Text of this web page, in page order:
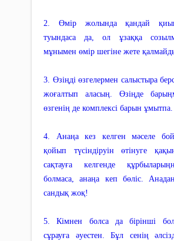
2. Өмір жолында қандай
туындаса да, ол ұзаққа
мұнымен өмір шегіне жете
3. Өзіңді өзгелермен салыстыра
жоғалтып аласың. Өзіңде
өзгенің де комплексі барын ұмытпа.
4. Анаңа кез келген мәселе
қойып түсіндіруін өтінуге
сақтауға келгенде
болмаса, анаңа кеп бөліс.
сандық жоқ!
5. Кімнен болса да бірінші
сұрауға әуестен. Бұл сенің